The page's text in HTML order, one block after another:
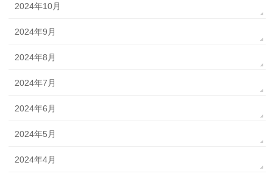
2024年10月
2024年9月
2024年8月
2024年7月
2024年6月
2024年5月
2024年4月